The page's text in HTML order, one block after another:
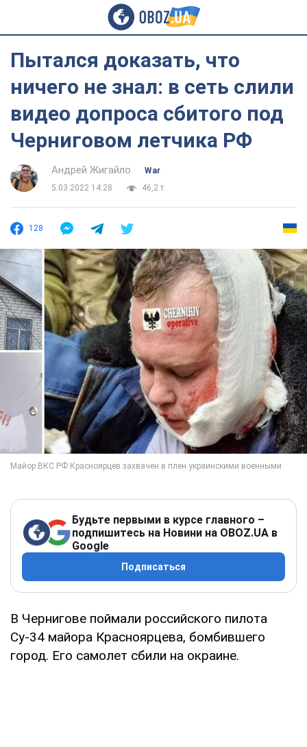
Пытался доказать, что
ничего не знал: в сеть слили
видео допроса сбитого под
Черниговом летчика РФ
Андрей Жигайло
War
5.03.2022 14:28
46,2 т.
128
Будьте первыми в курсе главного –
подпишитесь на Новини на OBOZ.UA в
Google
Подписаться
В Чернигове поймали российского пилота
Су-34 майора Красноярцева, бомбившего
город. Его самолет сбили на окраине.